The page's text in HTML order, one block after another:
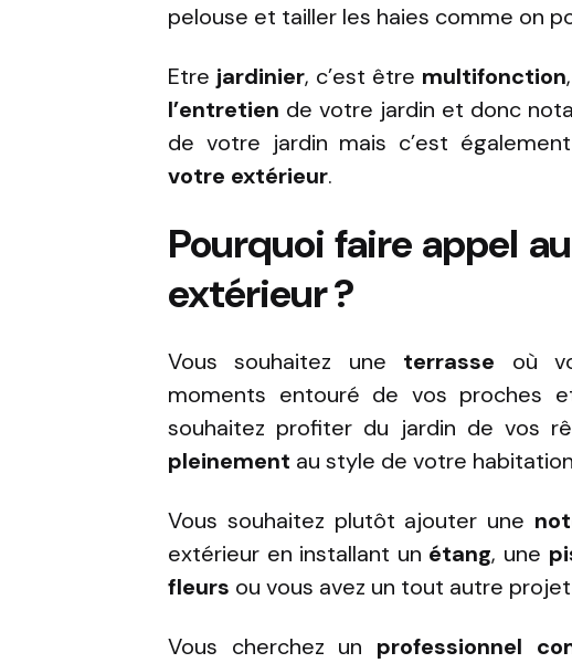
pelouse et tailler les haies comme on
Etre jardinier, c’est être multifonction
l’entretien de votre jardin et donc
de votre jardin mais c’est
votre extérieur.
Pourquoi faire appel
extérieur ?
Vous souhaitez une terrasse où
moments entouré de vos proches
souhaitez profiter du jardin de vos
pleinement au style de votre
Vous souhaitez plutôt ajouter une
extérieur en installant un étang, une
fleurs ou vous avez un tout autre
Vous cherchez un professionnel